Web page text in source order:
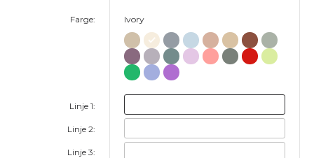
Farge:
Linje 1:
Linje 2:
Linje 3:
Ivory